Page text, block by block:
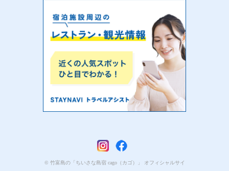
© 竹富島の「ちいさな島宿 cago（カゴ）」 オフィシャルサイ